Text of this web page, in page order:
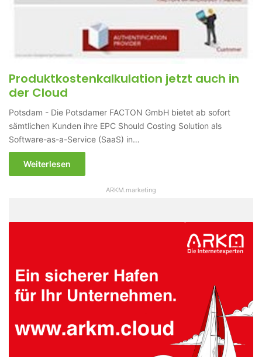
Produktkostenkalkulation jetzt auch in
der Cloud
Potsdam - Die Potsdamer FACTON GmbH bietet ab sofort
sämtlichen Kunden ihre EPC Should Costing Solution als
Software-as-a-Service (SaaS) in…
Weiterlesen
ARKM.marketing